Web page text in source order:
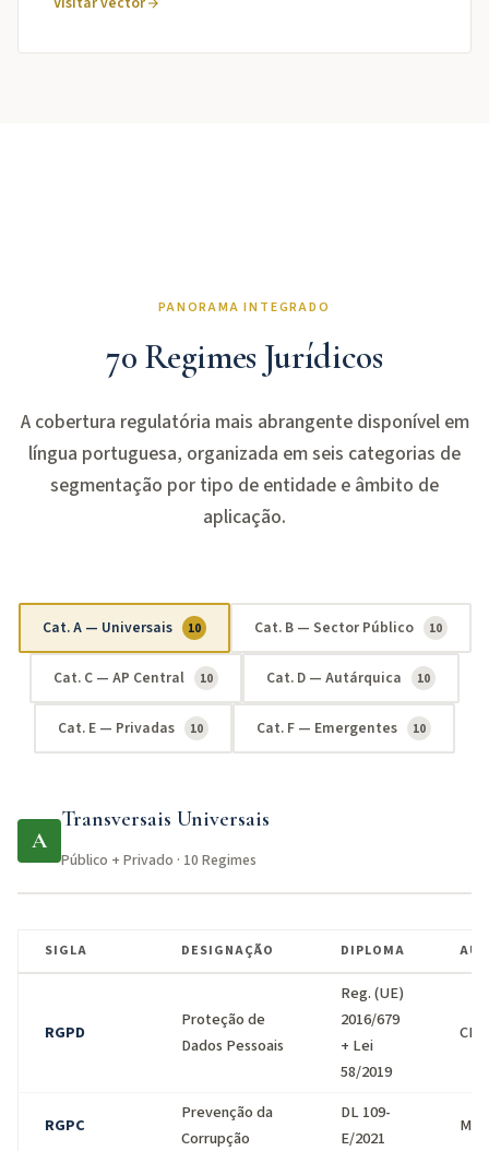
PANORAMA INTEGRADO
70 Regimes Jurídicos
A cobertura regulatória mais abrangente disponível em
língua portuguesa, organizada em seis categorias de
segmentação por tipo de entidade e âmbito de
aplicação.
Cat. A — Universais 10 Cat. B — Sector Público 10
Cat. C — AP Central 10 Cat. D — Autárquica 10
Cat. E — Privadas 10 Cat. F — Emergentes 10
A
Transversais Universais
Público + Privado · 10 Regimes
SIGLA DESIGNAÇÃO DIPLOMA
RGPD
Proteção de
Dados Pessoais
Reg. (UE)
2016/679
+ Lei
58/2019
RGPC
Prevenção da
Corrupção
DL 109-
E/2021